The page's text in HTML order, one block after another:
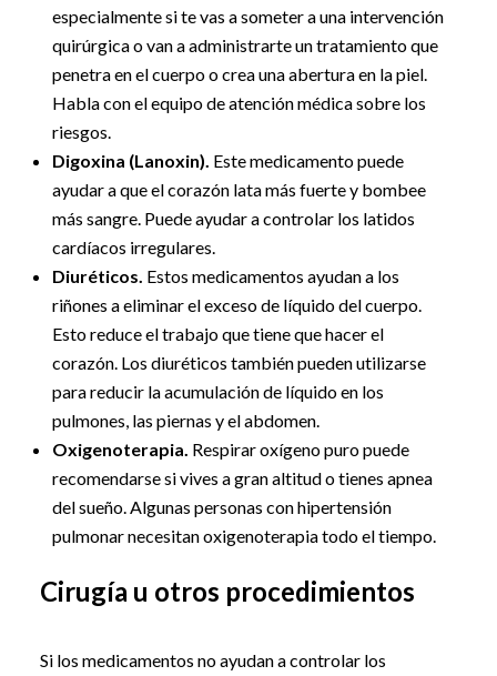
especialmente si te vas a someter a una intervención
quirúrgica o van a administrarte un tratamiento que
penetra en el cuerpo o crea una abertura en la piel.
Habla con el equipo de atención médica sobre los
riesgos.
Digoxina (Lanoxin). Este medicamento puede
ayudar a que el corazón lata más fuerte y bombee
más sangre. Puede ayudar a controlar los latidos
cardíacos irregulares.
Diuréticos. Estos medicamentos ayudan a los
riñones a eliminar el exceso de líquido del cuerpo.
Esto reduce el trabajo que tiene que hacer el
corazón. Los diuréticos también pueden utilizarse
para reducir la acumulación de líquido en los
pulmones, las piernas y el abdomen.
Oxigenoterapia. Respirar oxígeno puro puede
recomendarse si vives a gran altitud o tienes apnea
del sueño. Algunas personas con hipertensión
pulmonar necesitan oxigenoterapia todo el tiempo.
Cirugía u otros procedimientos
Si los medicamentos no ayudan a controlar los